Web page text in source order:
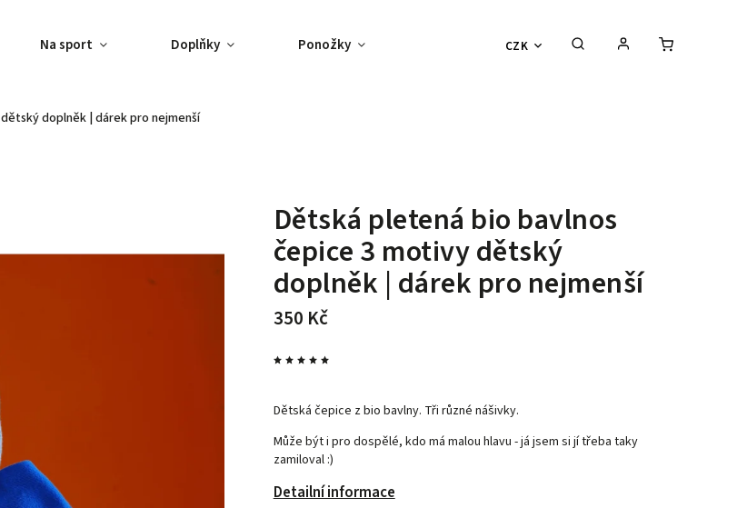
CZK
Na sport Doplňky Ponožky Vouchery Sexy outlet
dětský doplněk | dárek pro nejmenší
Dětská pletená bio bavlnos
čepice 3 motivydětský
doplněk | dárek pro nejmenší
350 Kč
Dětská čepice z bio bavlny. Tři různé nášivky.
Může být i pro dospělé, kdo má malou hlavu - já jsem si jí třeba taky
zamiloval :)
Detailní informace